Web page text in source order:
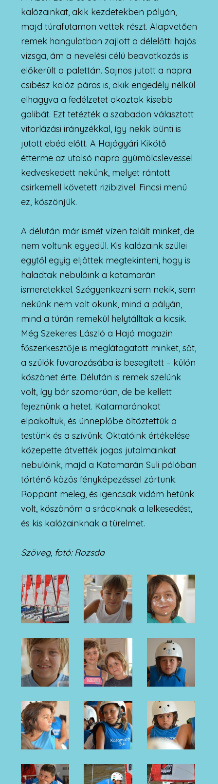
kalózainkat, akik kezdetekben pályán,
majd túrafutamon vettek részt. Alapvetően
remek hangulatban zajlott a délelőtti hajós
vizsga, ám a nevelési célú beavatkozás is
előkerült a palettán. Sajnos jutott a napra
csibész kalóz páros is, akik engedély nélkül
elhagyva a fedélzetet okoztak kisebb
galibát. Ezt tetézték a szabadon választott
vitorlázási irányzékkal, így nekik bünti is
jutott ebéd előtt. A Hajógyári Kikötő
étterme az utolsó napra gyümölcslevessel
kedveskedett nekünk, melyet rántott
csirkemell követett rizibizivel. Fincsi menü
ez, köszönjük.
A délután már ismét vízen talált minket, de
nem voltunk egyedül. Kis kalózaink szülei
egytől egyig eljöttek megtekinteni, hogy is
haladtak nebulóink a katamarán
ismeretekkel. Szégyenkezni sem nekik, sem
nekünk nem volt okunk, mind a pályán,
mind a túrán remekül helytálltak a kicsik.
Még Szekeres László a Hajó magazin
főszerkesztője is meglátogatott minket, sőt,
a szülök fuvarozásába is besegített – külön
köszönet érte. Délután is remek szelünk
volt, így bár szomorúan, de be kellett
fejeznünk a hetet. Katamaránokat
elpakoltuk, és ünneplőbe öltöztettük a
testünk és a szívünk. Oktatóink értékelése
közepette átvették jogos jutalmainkat
nebulóink, majd a Katamarán Suli pólóban
történő közös fényképezéssel zártunk.
Roppant meleg, és igencsak vidám hetünk
volt, köszönöm a srácoknak a lelkesedést,
és kis kalózainknak a türelmet.
Szöveg, fotó: Rozsda